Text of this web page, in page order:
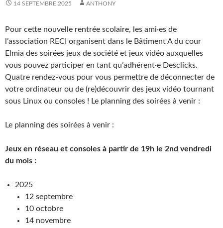
14 SEPTEMBRE 2025 ANTHONY
Pour cette nouvelle rentrée scolaire, les ami·es de
l’association RECI organisent dans le Bâtiment A du cour
Elmia des soirées jeux de société et jeux vidéo auxquelles
vous pouvez participer en tant qu’adhérent·e Desclicks.
Quatre rendez-vous pour vous permettre de déconnecter de
votre ordinateur ou de (re)découvrir des jeux vidéo tournant
sous Linux ou consoles ! Le planning des soirées à venir :
Le planning des soirées à venir :
Jeux en réseau et consoles à partir de 19h le 2nd vendredi
du mois :
2025
12 septembre
10 octobre
14 novembre